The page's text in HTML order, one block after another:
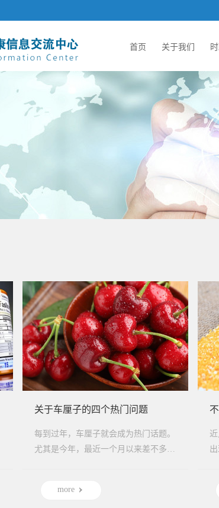
首页 关于我们
关于车厘子的四个热门问题
每到过年，车厘子就会成为热门话题。
尤其是今年，最近一个月以来差不多每
more